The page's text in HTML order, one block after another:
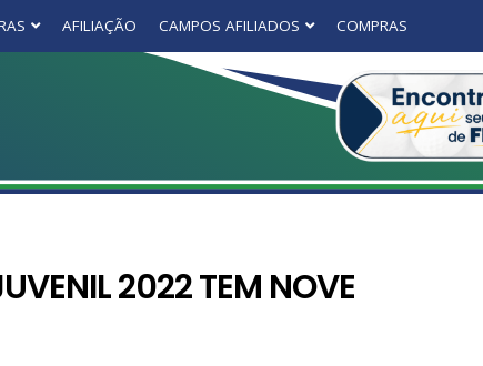
AFILIAÇÃO CAMPOS AFILIADOS COMPRAS
2022 TEM NOVE